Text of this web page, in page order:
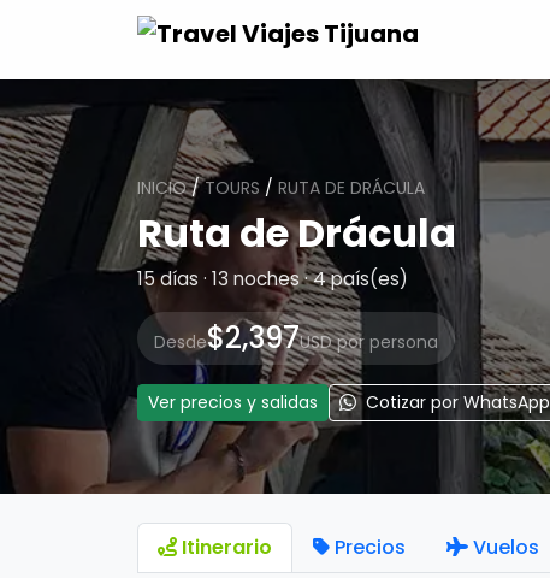
INICIO/TOURS / RUTA DE DRÁCULA
Ruta de Drácula
15 días · 13 noches · 4 país(es)
Desde$2,397USD por persona
Ver precios y salidas Cotizar por WhatsApp
Itinerario Precios Vuelos